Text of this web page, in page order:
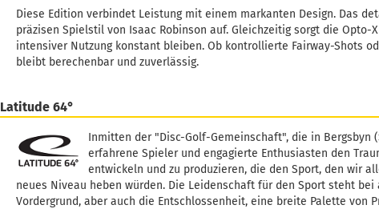
Diese Edition verbindet Leistung mit einem markanten Design. Das
präzisen Spielstil von Isaac Robinson auf. Gleichzeitig sorgt die
intensiver Nutzung konstant bleiben. Ob kontrollierte Fairway-Shots
bleibt berechenbar und zuverlässig.
Latitude 64°
Inmitten der "Disc-Golf-Gemeinschaft", die in Bergsbyn
erfahrene Spieler und engagierte Enthusiasten den
entwickeln und zu produzieren, die den Sport, den wir
neues Niveau heben würden. Die Leidenschaft für den Sport steht
Vordergrund, aber auch die Entschlossenheit, eine breite Palette von